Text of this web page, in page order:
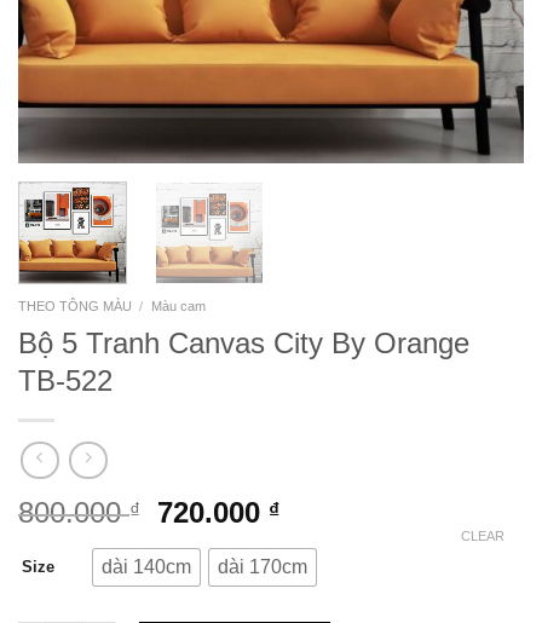
THEO TÔNG MÀU / Màu cam
Bộ 5 Tranh Canvas City By Orange
TB-522
800.000₫ 720.000 ₫
Size dài 140cm dài 170cm
CLEAR